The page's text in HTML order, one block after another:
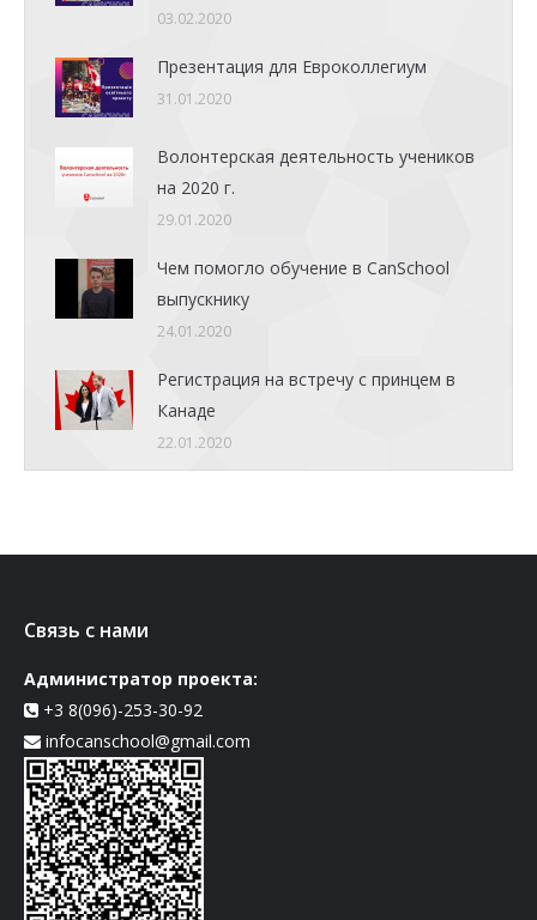
03.02.2020
Презентация для Евроколлегиум
31.01.2020
Волонтерская деятельность учеников
на 2020 г.
29.01.2020
Чем помогло обучение в CanSchool
выпускнику
24.01.2020
Регистрация на встречу с принцем в
Канаде
22.01.2020
Связь с нами
Администратор проекта:
+3 8(096)-253-30-92
infocanschool@gmail.com